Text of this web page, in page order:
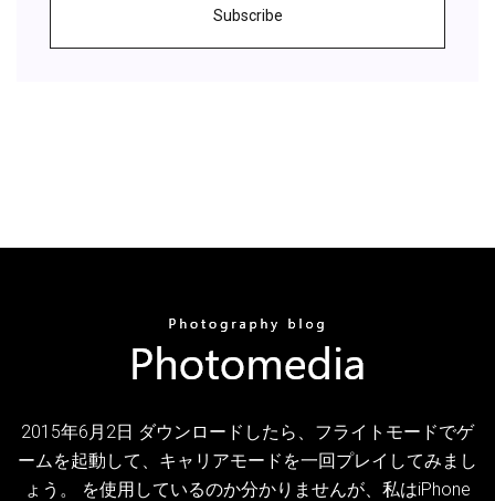
Subscribe
2015年6月2日 ダウンロードしたら、フライトモードでゲ
ームを起動して、キャリアモードを一回プレイしてみまし
ょう。 を使用しているのか分かりませんが、私はiPhone